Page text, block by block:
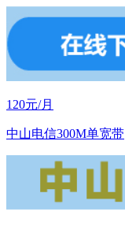
120元/月
中山电信300M单宽带